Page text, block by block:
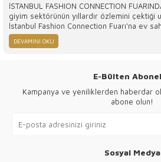
İSTANBUL FASHION CONNECTION
giyim sektörünün yıllardır özlemini çektiği
İstanbul Fashion Connection Fuarı'na ev
trendlerin ve markaların İstanbul'da
getirecek uluslararası bir etkinlik olan
katılımcılarını bir araya getirecek.
DEVAMINI OKU
E-Bülten
Kampanya ve yeniliklerden haberdar
abone olun!
Sosyal Medya